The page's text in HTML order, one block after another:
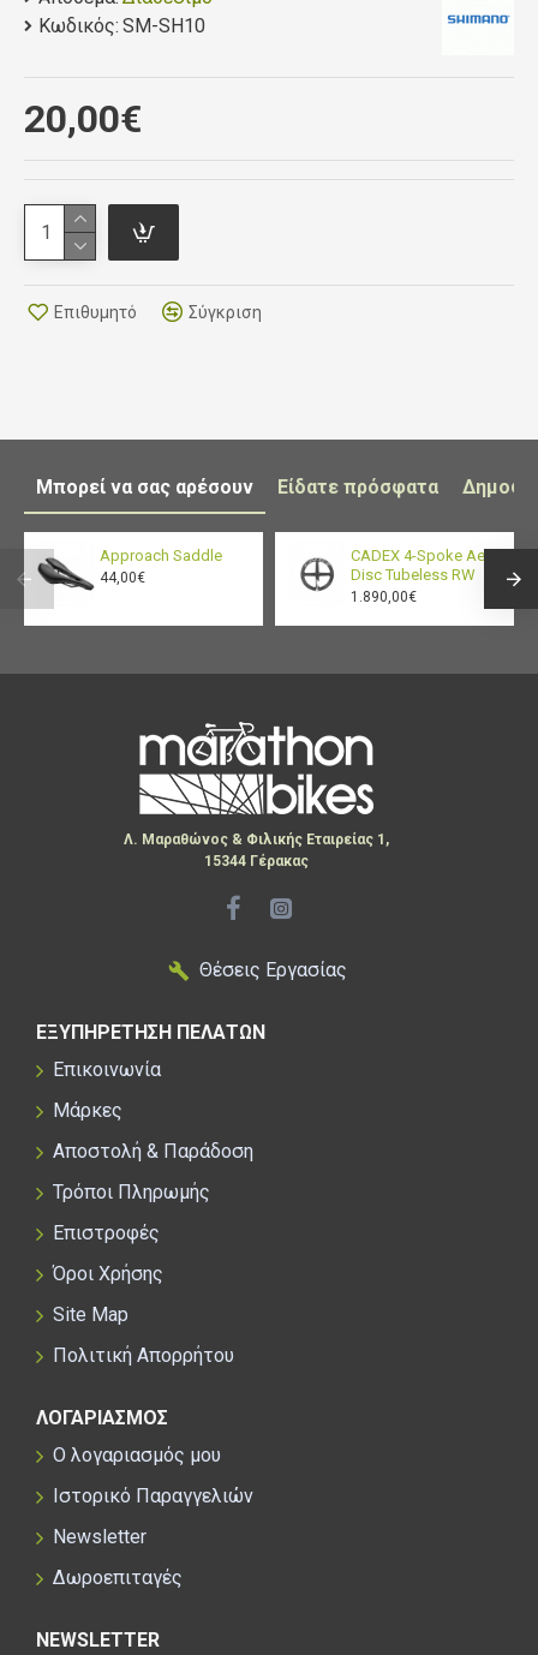
Κωδικός: SM-SH10
20,00€
Επιθυμητό Σύγκριση
Μπορεί να σας αρέσουν Είδατε πρόσφατα
Approach Saddle
44,00€
CADEX 4-Spoke Aero
Disc Tubeless RW
1.890,00€
Λ. Μαραθώνος & Φιλικής Εταιρείας 1,
15344 Γέρακας
Θέσεις Εργασίας
ΕΞΥΠΗΡΕΤΗΣΗ ΠΕΛΑΤΩΝ
Επικοινωνία
Μάρκες
Αποστολή & Παράδοση
Τρόποι Πληρωμής
Επιστροφές
Όροι Χρήσης
Site Map
Πολιτική Απορρήτου
ΛΟΓΑΡΙΑΣΜΟΣ
Ο λογαριασμός μου
Ιστορικό Παραγγελιών
Newsletter
Δωροεπιταγές
NEWSLETTER